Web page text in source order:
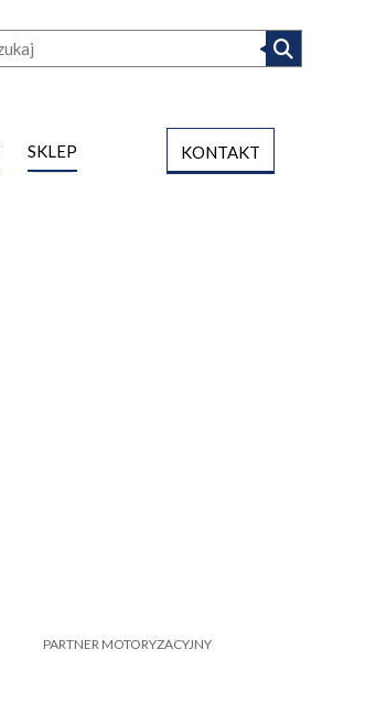
SKLEP KONTAKT
PARTNER MOTORYZACYJNY